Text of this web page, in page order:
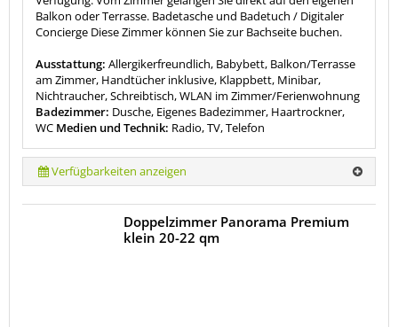
Balkon oder Terrasse. Badetasche und Badetuch / Digitaler
Concierge Diese Zimmer können Sie zur Bachseite buchen.
Ausstattung: Allergikerfreundlich, Babybett, Balkon/Terrasse
am Zimmer, Handtücher inklusive, Klappbett, Minibar,
Nichtraucher, Schreibtisch, WLAN im Zimmer/Ferienwohnung
Badezimmer: Dusche, Eigenes Badezimmer, Haartrockner,
WC Medien und Technik: Radio, TV, Telefon
Verfügbarkeiten anzeigen
Doppelzimmer Panorama Premium
klein 20-22 qm